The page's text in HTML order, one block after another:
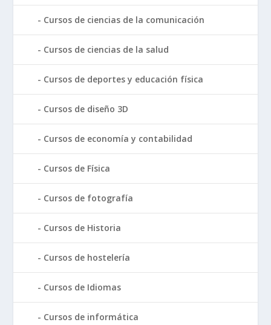
Cursos de ciencias de la comunicación
Cursos de ciencias de la salud
Cursos de deportes y educación física
Cursos de diseño 3D
Cursos de economía y contabilidad
Cursos de Física
Cursos de fotografía
Cursos de Historia
Cursos de hostelería
Cursos de Idiomas
Cursos de informática